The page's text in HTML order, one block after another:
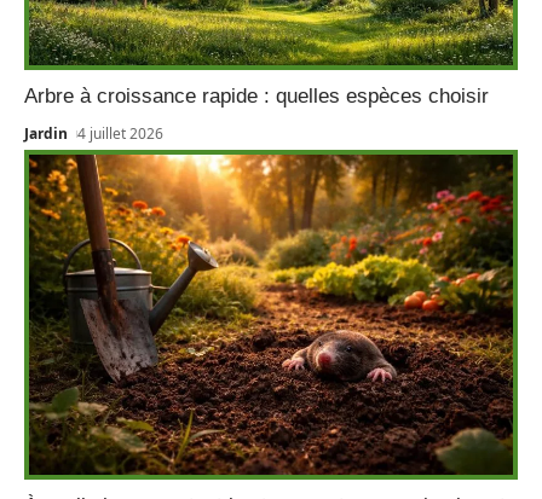
Arbre à croissance rapide : quelles espèces choisir
Jardin 4 juillet 2026